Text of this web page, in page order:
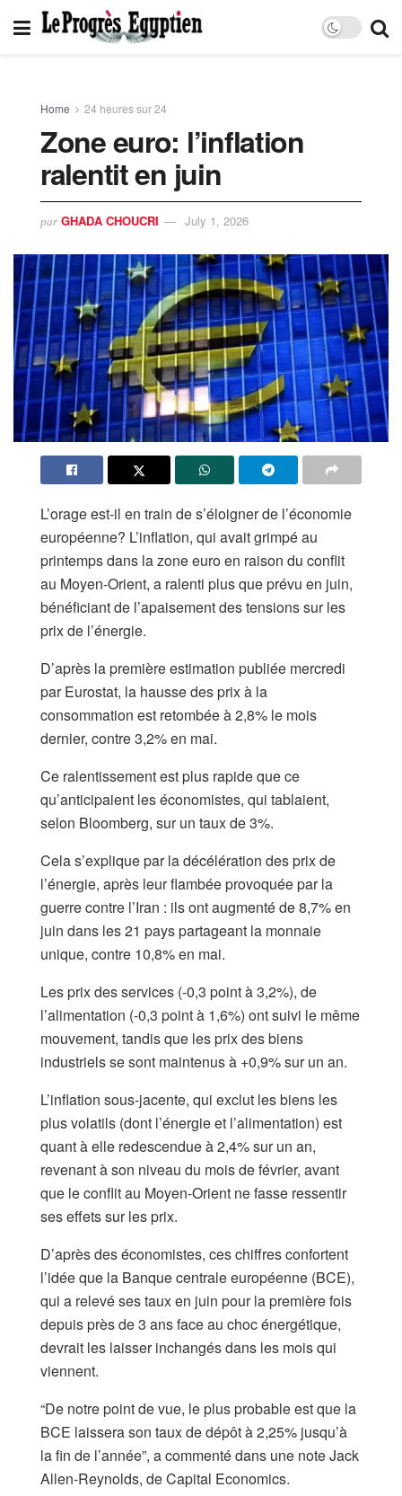
Home 24 heures sur 24
Zone euro: l’inflation
ralentit en juin
par GHADA CHOUCRI July 1, 2026
L’orage est-il en train de s’éloigner de l’économie
européenne? L’inflation, qui avait grimpé au
printemps dans la zone euro en raison du conflit
au Moyen-Orient, a ralenti plus que prévu en juin,
bénéficiant de l’apaisement des tensions sur les
prix de l’énergie.
D’après la première estimation publiée mercredi
par Eurostat, la hausse des prix à la
consommation est retombée à 2,8% le mois
dernier, contre 3,2% en mai.
Ce ralentissement est plus rapide que ce
qu’anticipaient les économistes, qui tablaient,
selon Bloomberg, sur un taux de 3%.
Cela s’explique par la décélération des prix de
l’énergie, après leur flambée provoquée par la
guerre contre l’Iran : ils ont augmenté de 8,7% en
juin dans les 21 pays partageant la monnaie
unique, contre 10,8% en mai.
Les prix des services (-0,3 point à 3,2%), de
l’alimentation (-0,3 point à 1,6%) ont suivi le même
mouvement, tandis que les prix des biens
industriels se sont maintenus à +0,9% sur un an.
L’inflation sous-jacente, qui exclut les biens les
plus volatils (dont l’énergie et l’alimentation) est
quant à elle redescendue à 2,4% sur un an,
revenant à son niveau du mois de février, avant
que le conflit au Moyen-Orient ne fasse ressentir
ses effets sur les prix.
D’après des économistes, ces chiffres confortent
l’idée que la Banque centrale européenne (BCE),
qui a relevé ses taux en juin pour la première fois
depuis près de 3 ans face au choc énergétique,
devrait les laisser inchangés dans les mois qui
viennent.
“De notre point de vue, le plus probable est que la
BCE laissera son taux de dépôt à 2,25% jusqu’à
la fin de l’année”, a commenté dans une note Jack
Allen-Reynolds, de Capital Economics.